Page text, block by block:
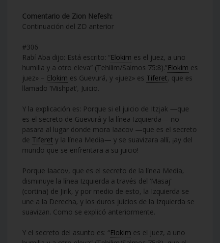
Comentario de Zion Nefesh:
Continuación del ZD anterior
#306
Rabí Aba dijo: Está escrito: “Elokim es el juez, a uno
humilla y a otro eleva” (Tehilim/Salmos 75:8).”Elokim es
juez» – Elokim es Guevurá, y «juez» es Tiferet, que es
llamado ‘Mishpat’, Juicio.
Y la explicación es: Porque si el juicio de Itzjak —que
es el secreto de Guevurá y la línea Izquierda— no
pasara al lugar donde mora Iaacov —que es el secreto
de Tiferet y la línea Media— y se suavizara allí, ¡ay del
mundo que se enfrentara a su juicio!
Porque Iaacov, que es el secreto de la línea Media,
disminuye la línea Izquierda a través del ‘Masaj’
(cortina) de Jirik, y por medio de esto, la Izquierda se
une a la Derecha, y los duros juicios de la Izquierda se
suavizan. Como se explicó anteriormente.
Y el secreto del asunto es: “Elokim es el juez, a uno